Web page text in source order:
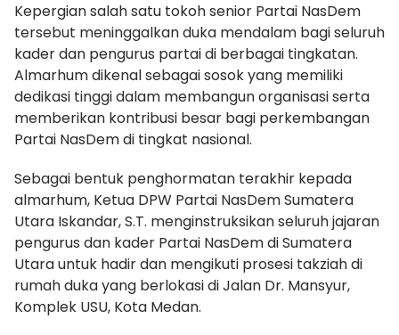
Kepergian salah satu tokoh senior Partai NasDem
tersebut meninggalkan duka mendalam bagi seluruh
kader dan pengurus partai di berbagai tingkatan.
Almarhum dikenal sebagai sosok yang memiliki
dedikasi tinggi dalam membangun organisasi serta
memberikan kontribusi besar bagi perkembangan
Partai NasDem di tingkat nasional.
Sebagai bentuk penghormatan terakhir kepada
almarhum, Ketua DPW Partai NasDem Sumatera
Utara Iskandar, S.T. menginstruksikan seluruh jajaran
pengurus dan kader Partai NasDem di Sumatera
Utara untuk hadir dan mengikuti prosesi takziah di
rumah duka yang berlokasi di Jalan Dr. Mansyur,
Komplek USU, Kota Medan.